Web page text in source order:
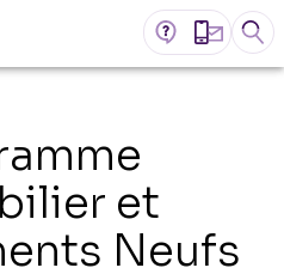
et
Neufs